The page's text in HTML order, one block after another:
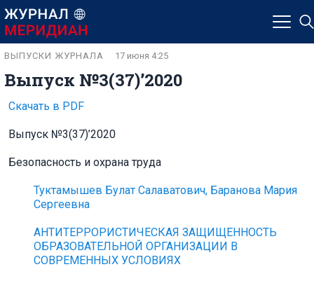
Выпуск №3(37)’2020
ВЫПУСКИ ЖУРНАЛА 17 июня 4:25
Скачать в PDF
Выпуск №3(37)’2020
Безопасность и охрана труда
Туктамышев Булат Салаватович, Баранова Мария
Сергеевна
АНТИТЕРРОРИСТИЧЕСКАЯ ЗАЩИЩЕННОСТЬ
ОБРАЗОВАТЕЛЬНОЙ ОРГАНИЗАЦИИ В
СОВРЕМЕННЫХ УСЛОВИЯХ